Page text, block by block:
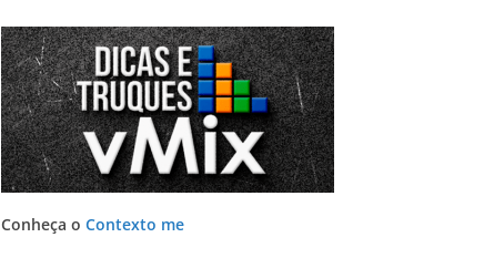
Conheça o Contexto me